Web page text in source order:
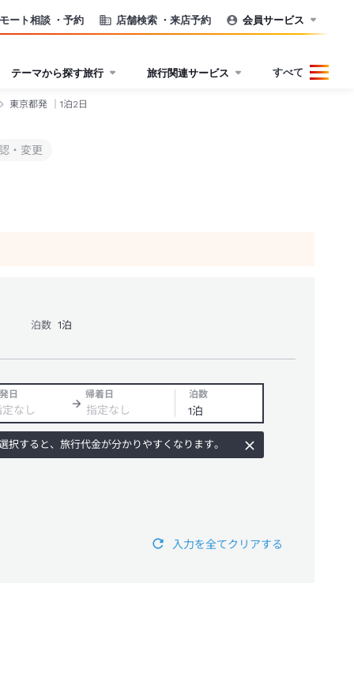
ート相談 ・予約 店舗検索 ・来店予約 会員サービス
テーマから探す旅行 旅行関連サービス すべて
東京都発 ｜1泊2日
・変更
泊数 1泊
日 帰着日 泊数
択すると、旅行代金が分かりやすくなります。
入力を全てクリアする